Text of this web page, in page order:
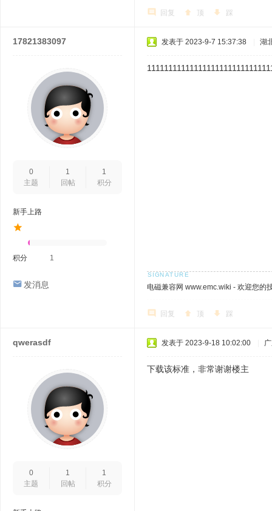
回复 顶 踩
17821383097
0
主题
1
回帖
1
积分
新手上路
积分 1
发消息
发表于 2023-9-7 15:37:38 湖
电磁兼容网 www.emc.wiki - 欢迎您的
回复 顶 踩
qwerasdf
0
主题
1
回帖
1
积分
发表于 2023-9-18 10:02:00
下载该标准，非常谢谢楼主